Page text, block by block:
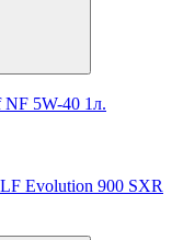
5W-40 1л.